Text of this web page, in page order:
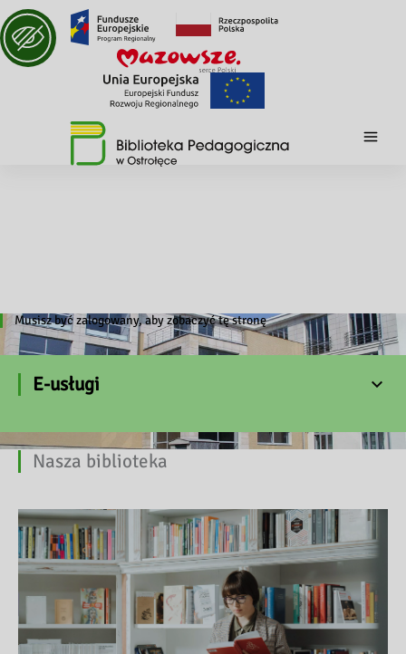
Musisz być zalogowany, aby zobaczyć tę stronę
E-usługi
Nasza biblioteka